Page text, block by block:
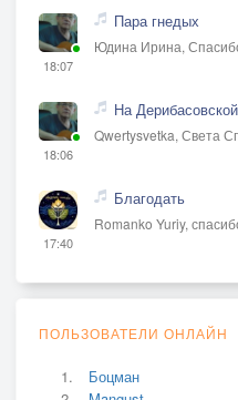
18:07
Пара гнедых
Юдина Ирина,
18:06
На
Qwertysvetka, Света
17:40
Благодать
Romanko Yuriy,
ПОЛЬЗОВАТЕЛИ ОНЛАЙН
Боцман